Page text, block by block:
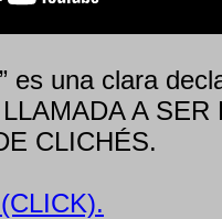
es una clara
A
CLICHÉS.